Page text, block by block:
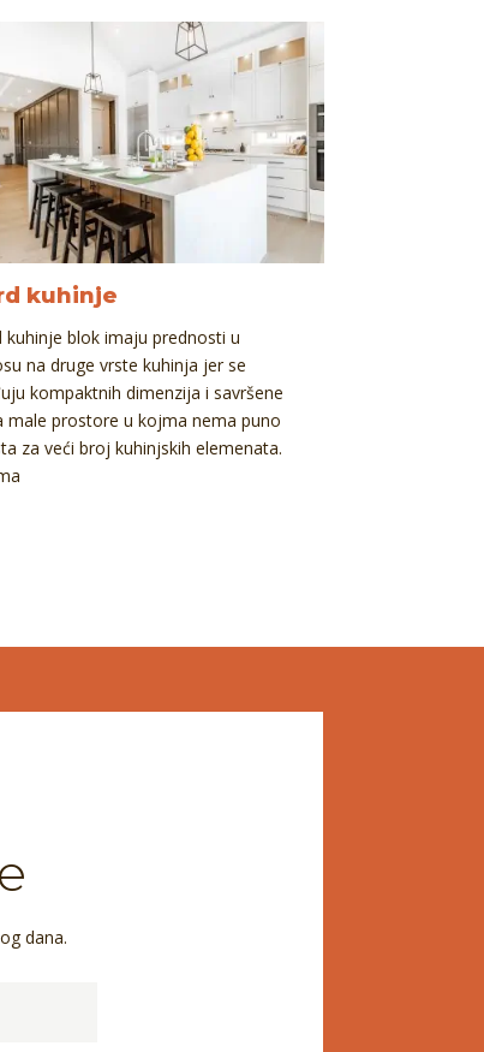
kuhinje
kuhinje blok imaju prednosti u
na druge vrste kuhinja jer se
kompaktnih dimenzija i savršene
male prostore u kojma nema puno
za veći broj kuhinjskih elemenata.
dana.